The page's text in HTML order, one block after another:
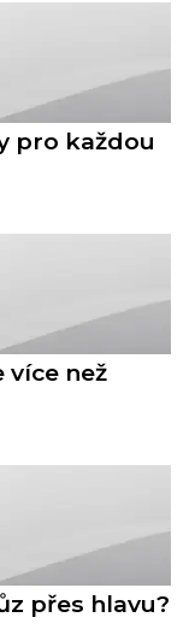
pro každou
než
přes hlavu?